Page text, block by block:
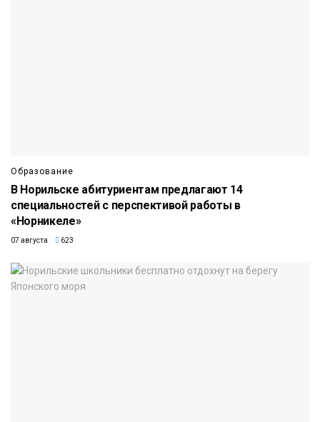
Образование
В Норильске абитуриентам предлагают 14
специальностей с перспективой работы в
«Норникеле»
07 августа 623